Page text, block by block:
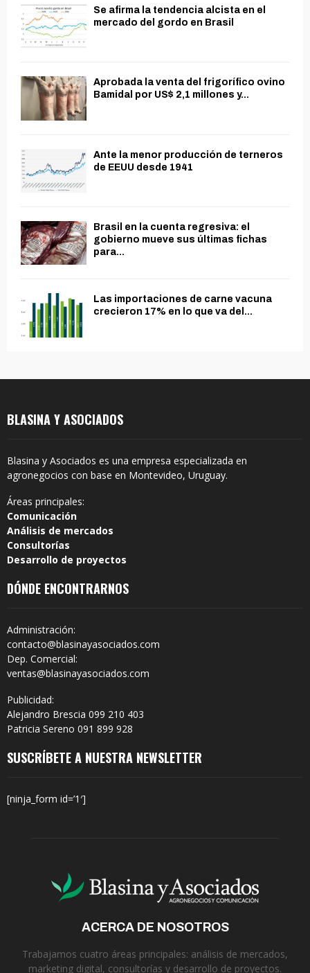
Se afirma la tendencia alcista en el
mercado del gordo en Brasil
Aprobada la venta del frigorífico ovino
Bamidal por US$ 2,1 millones y...
Ante la menor producción de terneros
de EEUU desde 1941
Brasil en la cuenta regresiva: el
gobierno mueve sus últimas fichas
para...
Las importaciones de carne vacuna
crecieron 17% en lo que va del...
BLASINA Y ASOCIADOS
Blasina y Asociados es una empresa especializada en
agronegocios con base en Montevideo, Uruguay.
Áreas principales:
Comunicación
Análisis de mercados
Consultorías
Desarrollo de proyectos
DÓNDE ENCONTRARNOS
Administración:
contacto@blasinayasociados.com
Dep. Comercial:
ventas@blasinayasociados.com
Publicidad:
Alejandro Brescia 099 210 403
Patricia Sereno 091 899 928
SUSCRÍBETE A NUESTRA NEWSLETTER
[ninja_form id=’1′]
ACERCA DE NOSOTROS
Trabajamos cuatro áreas principales: análisis de mercados,
marketing digital, consultorías y desarrollo de proyectos.